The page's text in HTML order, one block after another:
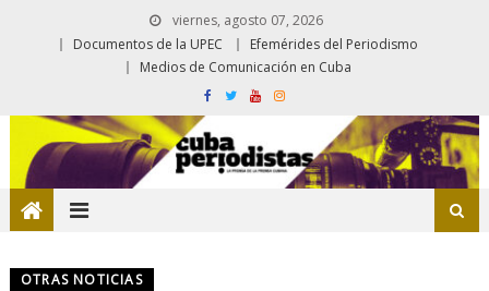
viernes, agosto 07, 2026
Documentos de la UPEC
Efemérides del Periodismo
Medios de Comunicación en Cuba
OTRAS NOTICIAS